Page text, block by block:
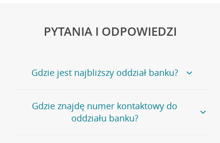
PYTANIA I ODPOWIEDZI
Gdzie jest najbliższy oddział banku?
Jeśli szukasz oddziału naszego banku, zapraszamy na
stronęPlacówki i bankomaty, na której znajduje się
wygodna wyszukiwarka.
Gdzie znajdę numer kontaktowy do
oddziału banku?